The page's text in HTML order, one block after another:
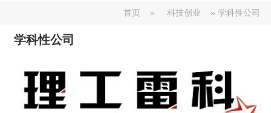
首页 » 科技创业 » 学科性公司
学科性公司